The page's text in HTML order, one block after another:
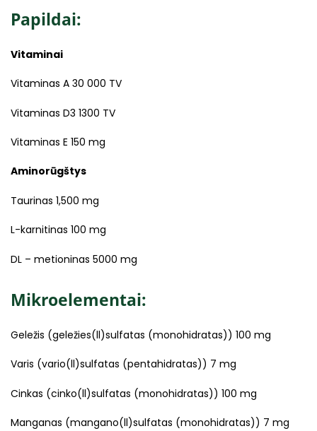
Papildai:
Vitaminai
Vitaminas A 30 000 TV
Vitaminas D3 1300 TV
Vitaminas E 150 mg
Aminorūgštys
Taurinas 1,500 mg
L-karnitinas 100 mg
DL – metioninas 5000 mg
Mikroelementai:
Geležis (geležies(ll)sulfatas (monohidratas)) 100 mg
Varis (vario(ll)sulfatas (pentahidratas)) 7 mg
Cinkas (cinko(ll)sulfatas (monohidratas)) 100 mg
Manganas (mangano(ll)sulfatas (monohidratas)) 7 mg